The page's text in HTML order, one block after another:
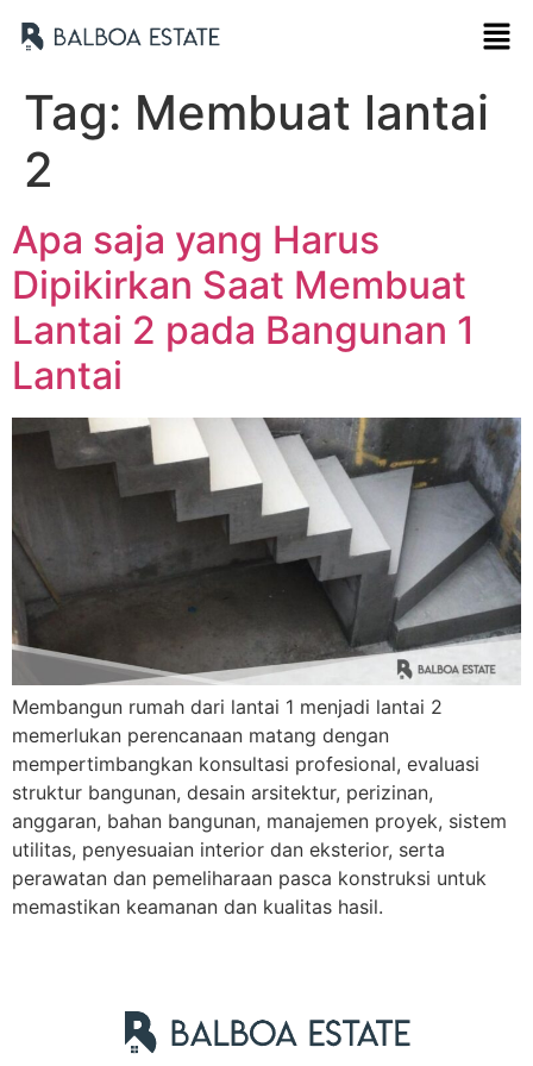
Tag: Membuat lantai
2
Apa saja yang Harus
Dipikirkan Saat Membuat
Lantai 2 pada Bangunan 1
Lantai
Membangun rumah dari lantai 1 menjadi lantai 2
memerlukan perencanaan matang dengan
mempertimbangkan konsultasi profesional, evaluasi
struktur bangunan, desain arsitektur, perizinan,
anggaran, bahan bangunan, manajemen proyek, sistem
utilitas, penyesuaian interior dan eksterior, serta
perawatan dan pemeliharaan pasca konstruksi untuk
memastikan keamanan dan kualitas hasil.
Nama Lengkap
Hubungi via WhatsApp